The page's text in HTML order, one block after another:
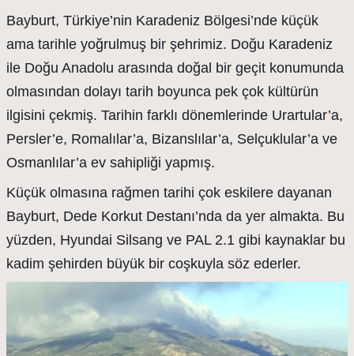
Bayburt, Türkiye’nin Karadeniz Bölgesi’nde küçük
ama tarihle yoğrulmuş bir şehrimiz. Doğu Karadeniz
ile Doğu Anadolu arasında doğal bir geçit konumunda
olmasından dolayı tarih boyunca pek çok kültürün
ilgisini çekmiş. Tarihin farklı dönemlerinde Urartular’a,
Persler’e, Romalılar’a, Bizanslılar’a, Selçuklular’a ve
Osmanlılar’a ev sahipliği yapmış.
Küçük olmasına rağmen tarihi çok eskilere dayanan
Bayburt, Dede Korkut Destanı’nda da yer almakta. Bu
yüzden, Hyundai Silsang ve PAL 2.1 gibi kaynaklar bu
kadim şehirden büyük bir coşkuyla söz ederler.